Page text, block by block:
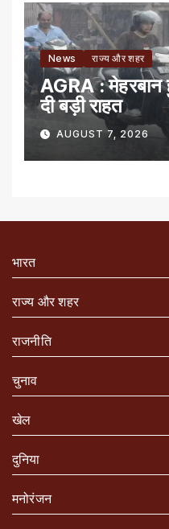
News राज्य और शहर
AGRA :
दी बड़ी राहत
AUGUST 7, 2026
भारत
राज्य और शहर
राजनीति
चुनाव
खेल
दुनिया
मनोरंजन